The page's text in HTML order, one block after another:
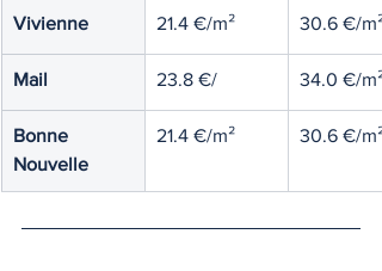
Vivienne 21.4 €/m² 30.6 €/m²
Mail 23.8 €/ 34.0 €/m²
Bonne
Nouvelle
21.4 €/m² 30.6 €/m²